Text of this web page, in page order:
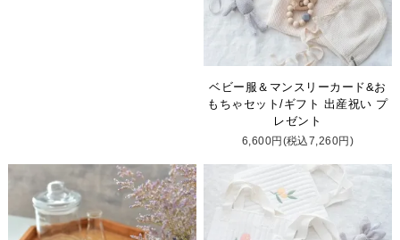
ベビー服＆マンスリーカード&お
もちゃセット/ギフト 出産祝い プ
レゼント
6,600円(税込7,260円)